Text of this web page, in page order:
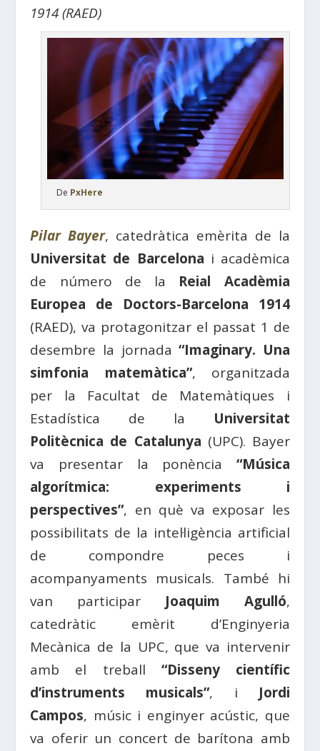
1914 (RAED)
De PxHere
Pilar Bayer, catedràtica emèrita de la
Universitat de Barcelona i acadèmica
de número de la Reial Acadèmia
Europea de Doctors-Barcelona 1914
(RAED), va protagonitzar el passat 1 de
desembre la jornada“Imaginary. Una
simfonia matemàtica”, organitzada
per la Facultat de Matemàtiques i
Estadística de la Universitat
Politècnica de Catalunya (UPC). Bayer
va presentar la ponència “Música
algorítmica: experiments i
perspectives”, en què va exposar les
possibilitats de la intel·ligència artificial
de compondre peces i
acompanyaments musicals. També hi
van participar Joaquim Agulló,
catedràtic emèrit d’Enginyeria
Mecànica de la UPC, que va intervenir
amb el treball “Disseny científic
d’instruments musicals”, i Jordi
Campos, músic i enginyer acústic, que
va oferir un concert de barítona amb